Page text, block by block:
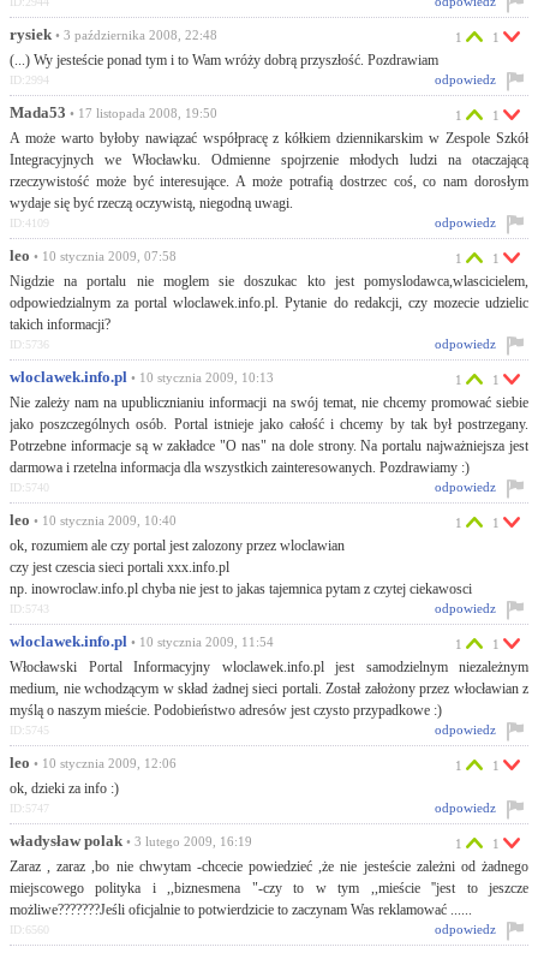
rysiek • 3 października 2008, 22:48
(...) Wy jesteście ponad tym i to Wam wróży dobrą przyszłość. Pozdrawiam
1 1
odpowiedz
ID:2994
Mada53 • 17 listopada 2008, 19:50
A może warto byłoby nawiązać współpracę z kółkiem dziennikarskim w Zespole Szkół
Integracyjnych we Włocławku. Odmienne spojrzenie młodych ludzi na otaczającą
rzeczywistość może być interesujące. A może potrafią dostrzec coś, co nam dorosłym
wydaje się być rzeczą oczywistą, niegodną uwagi.
1 1
odpowiedz
ID:4109
leo • 10 stycznia 2009, 07:58
Nigdzie na portalu nie moglem sie doszukac kto jest pomyslodawca,wlascicielem,
odpowiedzialnym za portal wloclawek.info.pl. Pytanie do redakcji, czy mozecie udzielic
takich informacji?
1 1
odpowiedz
ID:5736
wloclawek.info.pl • 10 stycznia 2009, 10:13
Nie zależy nam na upublicznianiu informacji na swój temat, nie chcemy promować siebie
jako poszczególnych osób. Portal istnieje jako całość i chcemy by tak był postrzegany.
Potrzebne informacje są w zakładce "O nas" na dole strony. Na portalu najważniejsza jest
darmowa i rzetelna informacja dla wszystkich zainteresowanych. Pozdrawiamy :)
1 1
odpowiedz
ID:5740
leo • 10 stycznia 2009, 10:40
ok, rozumiem ale czy portal jest zalozony przez wloclawian
czy jest czescia sieci portali xxx.info.pl
np. inowroclaw.info.pl chyba nie jest to jakas tajemnica pytam z czytej ciekawosci
1 1
odpowiedz
ID:5743
wloclawek.info.pl • 10 stycznia 2009, 11:54
Włocławski Portal Informacyjny wloclawek.info.pl jest samodzielnym niezależnym
medium, nie wchodzącym w skład żadnej sieci portali. Został założony przez włocławian z
myślą o naszym mieście. Podobieństwo adresów jest czysto przypadkowe :)
1 1
odpowiedz
ID:5745
leo • 10 stycznia 2009, 12:06
ok, dzieki za info :)
1 1
odpowiedz
ID:5747
władysław polak • 3 lutego 2009, 16:19
Zaraz , zaraz ,bo nie chwytam -chcecie powiedzieć ,że nie jesteście zależni od żadnego
miejscowego polityka i ,,biznesmena "-czy to w tym ,,mieście ''jest to jeszcze
możliwe???????Jeśli oficjalnie to potwierdzicie to zaczynam Was reklamować ......
1 1
odpowiedz
ID:6560